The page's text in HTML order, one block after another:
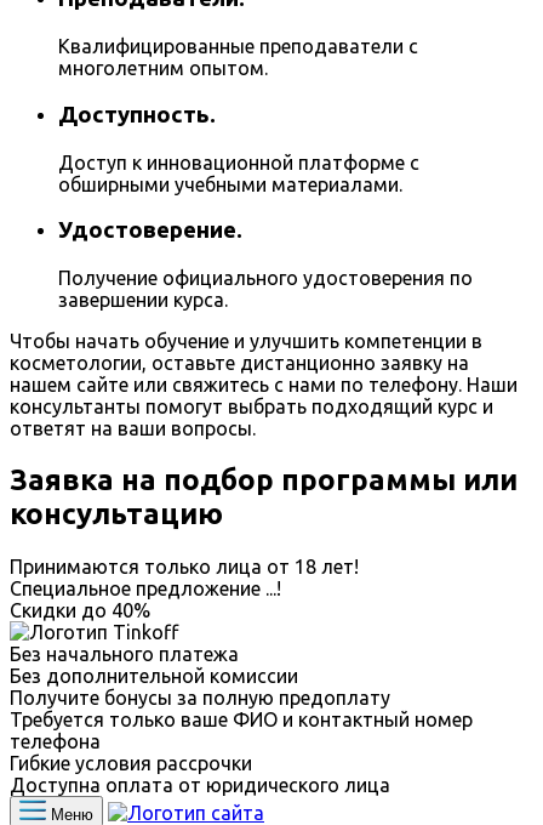
Квалифицированные преподаватели с
многолетним опытом.
Доступность.
Доступ к инновационной платформе с
обширными учебными материалами.
Удостоверение.
Получение официального удостоверения по
завершении курса.
Чтобы начать обучение и улучшить компетенции в
косметологии, оставьте дистанционно заявку на
нашем сайте или свяжитесь с нами по телефону. Наши
консультанты помогут выбрать подходящий курс и
ответят на ваши вопросы.
Заявка на подбор программы или
консультацию
Принимаются только лица от 18 лет!
Специальное предложение ...!
Скидки до 40%
Без начального платежа
Без дополнительной комиссии
Получите бонусы за полную предоплату
Требуется только ваше ФИО и контактный номер
телефона
Гибкие условия рассрочки
Доступна оплата от юридического лица
Меню